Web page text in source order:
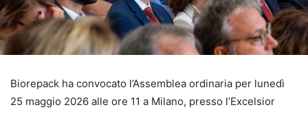
Biorepack ha convocato l’Assemblea ordinaria per lunedì
25 maggio 2026 alle ore 11 a Milano, presso l’Excelsior